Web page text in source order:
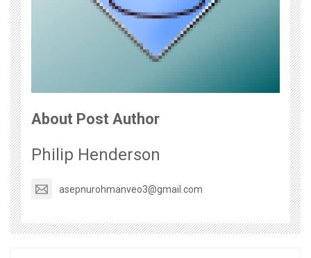
About Post Author
Philip Henderson
asepnurohmanveo3@gmail.com